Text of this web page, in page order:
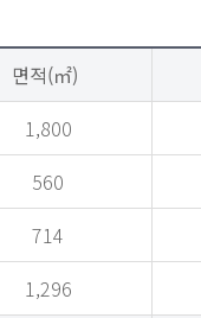
면적(㎡)
1,800
560
714
1,296